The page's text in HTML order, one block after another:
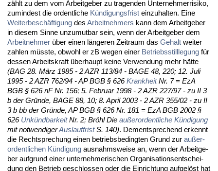
zählt zu dem vom Ar­beit­ge­ber zu tra­gen­den Un­ter­neh­mer­ri­si­ko,
zu­min­dest die or­dent­li­che Kündi­gungs­frist ein­zu­hal­ten. Ei­ne
Wei­ter­beschäfti­gung des Ar­beit­neh­mers kann dem Ar­beit­ge­ber
in die­sem Sin­ne un­zu­mut­bar sein, wenn der Ar­beit­ge­ber dem
Ar­beit­neh­mer über ei­nen länge­ren Zeit­raum das Ge­halt wei­ter
zah­len müss­te, ob­wohl er zB we­gen ei­ner Be­triebs­still­le­gung für
des­sen Ar­beits­kraft über­haupt kei­ne Ver­wen­dung mehr hätte
(BAG 28. März 1985 - 2 AZR 113/84 - BA­GE 48, 220; 12. Ju­li
1995 - 2 AZR 762/94 - AP BGB § 626Krank­heitNr. 7 = EzA
BGB § 626 nF Nr. 156; 5. Fe­bru­ar 1998 - 2 AZR 227/97 - zu II 3
b der Gründe, BA­GE 88, 10; 8. April 2003 - 2 AZR 355/02 - zu II
3 b bb der Gründe, AP BGB § 626 Nr. 181 = EzA BGB 2002 §
626 Unkünd­bar­keitNr. 2; Bröhl Die außer­or­dent­li­che Kündi­gung
mit not­wen­di­gerAus­lauf­fristS. 140). Dem­ent­spre­chend er­kennt
die Recht­spre­chung ei­nen be­triebs­be­ding­ten Grund zur außer­
or­dent­li­chen Kündi­gung aus­nahms­wei­se an, wenn der Ar­beit­ge­
ber auf­grund ei­ner un­ter­neh­me­ri­schen Or­ga­ni­sa­ti­ons­ent­schei­
dung den Be­trieb ge­schlos­sen oder die Ein­rich­tung auf­gelöst hat